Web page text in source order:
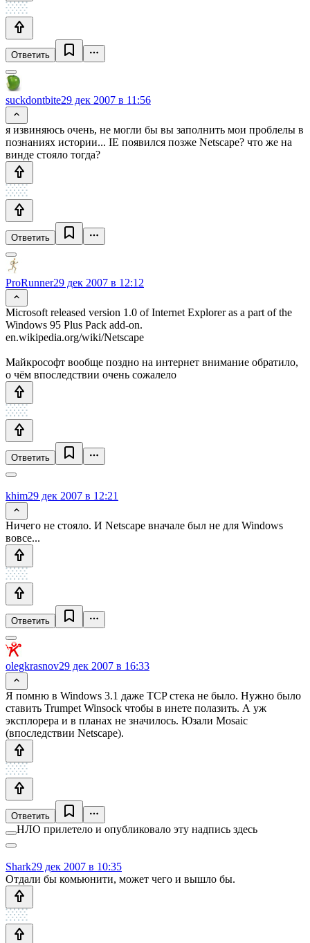
Ответить
suckdontbite29 дек 2007 в 11:56
я извиняюсь очень, не могли бы вы заполнить мои проблелы в
познаниях истории... IE появился позже Netscape? что же на
винде стояло тогда?
Ответить
ProRunner29 дек 2007 в 12:12
Microsoft released version 1.0 of Internet Explorer as a part of the
Windows 95 Plus Pack add-on.
en.wikipedia.org/wiki/Netscape
Майкрософт вообще поздно на интернет внимание обратило,
о чём впоследствии очень сожалело
Ответить
khim29 дек 2007 в 12:21
Ничего не стояло. И Netscape вначале был не для Windows
вовсе...
Ответить
olegkrasnov29 дек 2007 в 16:33
Я помню в Windows 3.1 даже TCP стека не было. Нужно было
ставить Trumpet Winsock чтобы в инете полазить. А уж
эксплорера и в планах не значилось. Юзали Mosaic
(впоследствии Netscape).
Ответить
НЛО прилетело и опубликовало эту надпись здесь
Shark29 дек 2007 в 10:35
Отдали бы комьюнити, может чего и вышло бы.